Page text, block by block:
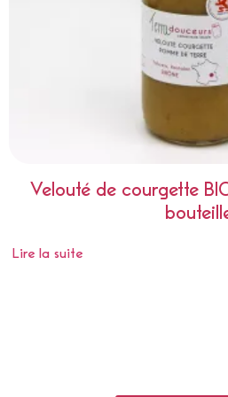
Velouté de courgette
Lire la suite